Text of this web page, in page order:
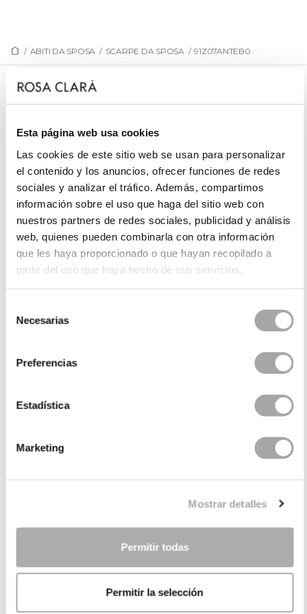
Esta página web usa cookies
Las cookies de este sitio web se usan para personalizar
el contenido y los anuncios, ofrecer funciones de redes
sociales y analizar el tráfico. Además, compartimos
información sobre el uso que haga del sitio web con
nuestros partners de redes sociales, publicidad y análisis
web, quienes pueden combinarla con otra información
que les haya proporcionado o que hayan recopilado a
partir del uso que haya hecho de sus servicios.
Necesarias
Preferencias
Estadística
Marketing
Mostrar detalles
Permitir todas
Permitir la selección
/ ABITI DA SPOSA / SCARPE DA SPOSA / 91Z07ANTEB0
91Z07ANTEB0
PRENOTA UN APPUNTAMENTO